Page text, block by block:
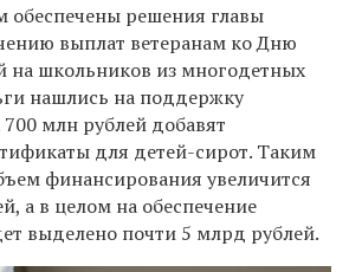
обеспечены решения главы
выплат ветеранам ко Дню
на школьников из многодетных
нашлись на поддержку
млн рублей добавят
для детей-сирот. Таким
финансирования увеличится
а в целом на обеспечение
выделено почти 5 млрд рублей.